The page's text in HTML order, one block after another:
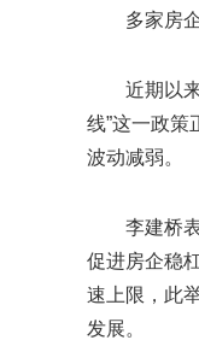
多家房
近期以
线”这一政
波动减弱。
李建桥
促进房企稳
速上限，此
发展。